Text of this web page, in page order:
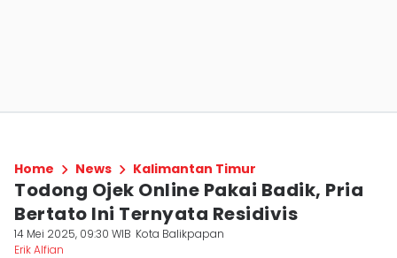
Home News Kalimantan Timur
Todong Ojek Online Pakai Badik, Pria
Bertato Ini Ternyata Residivis
14 Mei 2025, 09:30 WIB Kota Balikpapan
Erik Alfian